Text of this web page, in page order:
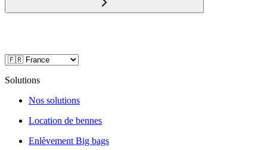
Solutions
Nos solutions
Location de bennes
Enlèvement Big bags